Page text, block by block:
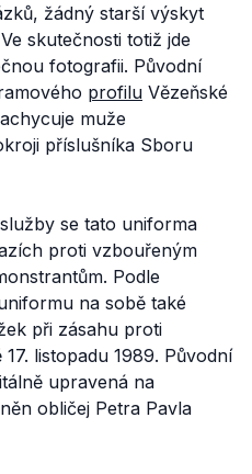
žádný starší výskyt
skutečnosti totiž jde
fotografii. Původní
profilu Vězeňské
muže
příslušníka Sboru
se tato uniforma
proti vzbouřeným
Podle
na sobě také
při zásahu proti
listopadu 1989. Původní
upravená na
obličej Petra Pavla